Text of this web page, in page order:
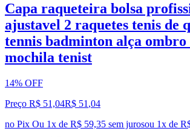
Capa raqueteira bolsa
ajustavel 2 raquetes tenis de
tennis badminton alça
mochila tenist
14% OFF
Preço R$ 51,04R$ 51 ,04
no Pix Ou 1x de R$ 59,35 sem jurosou 1x de